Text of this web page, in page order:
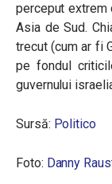
perceput extrem
Asia de Sud.
trecut (cum ar fi
pe fondul
guvernului
Sursă: Politico
Foto: Danny